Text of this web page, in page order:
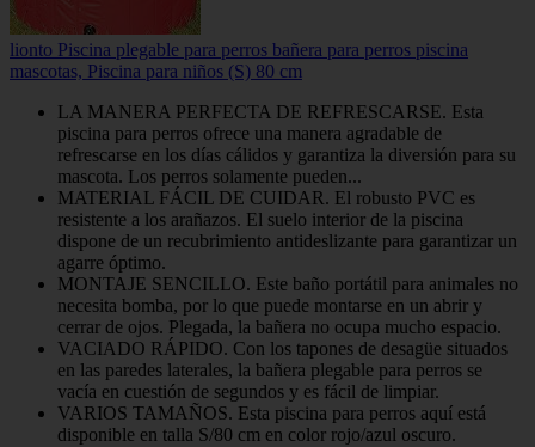
lionto Piscina plegable para perros bañera para perros piscina
mascotas, Piscina para niños (S) 80 cm
LA MANERA PERFECTA DE REFRESCARSE. Esta
piscina para perros ofrece una manera agradable de
refrescarse en los días cálidos y garantiza la diversión para su
mascota. Los perros solamente pueden...
MATERIAL FÁCIL DE CUIDAR. El robusto PVC es
resistente a los arañazos. El suelo interior de la piscina
dispone de un recubrimiento antideslizante para garantizar un
agarre óptimo.
MONTAJE SENCILLO. Este baño portátil para animales no
necesita bomba, por lo que puede montarse en un abrir y
cerrar de ojos. Plegada, la bañera no ocupa mucho espacio.
VACIADO RÁPIDO. Con los tapones de desagüe situados
en las paredes laterales, la bañera plegable para perros se
vacía en cuestión de segundos y es fácil de limpiar.
VARIOS TAMAÑOS. Esta piscina para perros aquí está
disponible en talla S/80 cm en color rojo/azul oscuro.